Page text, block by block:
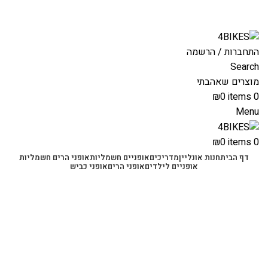
התחברות / הרשמה
Search
מוצרים שאהבתי
0
items
₪0
Menu
0
items
₪0
דף הביתחנות אונלייןמדריכיםאופניים חשמליותאופני הרים חשמליות
אופניים לילדיםאופני הריםאופני כביש